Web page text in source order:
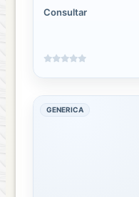
Consultar
GENERICA